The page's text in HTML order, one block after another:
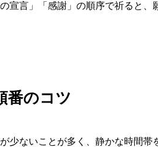
宣言」「感謝」の順序で祈ると、
番のコツ
少ないことが多く、静かな時間帯